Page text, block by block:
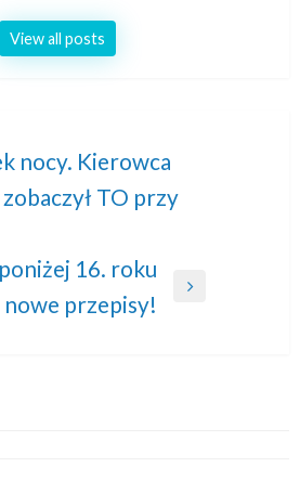
View all posts
nocy. Kierowca
TO przy
16. roku
przepisy!